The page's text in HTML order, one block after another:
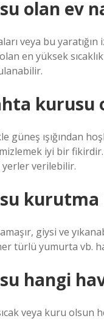
olan ev
veya bu
en yüksek
kurusu
güneş ışığından
iyi bir
yerler verilebilir.
kurutma
giysi ve
türlü yumurta vb.
hangi
veya kuru olsun